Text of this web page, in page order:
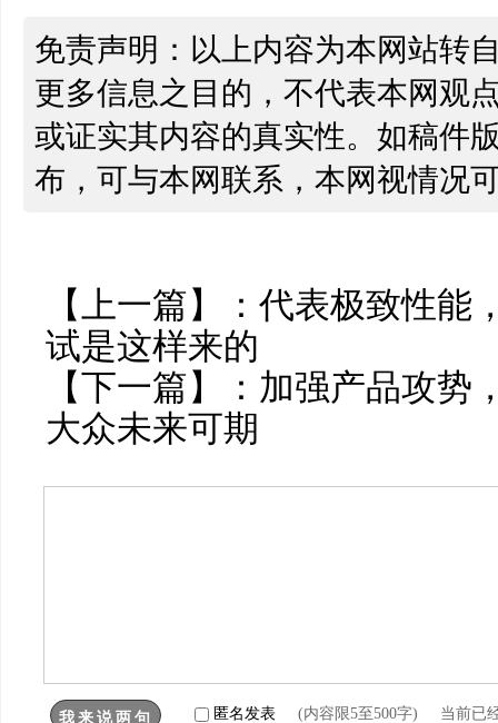
免责声明：以上内容为本网站转
更多信息之目的，不代表本网观
或证实其内容的真实性。如稿件
布，可与本网联系，本网视情况
【上一篇】： 代表极致性能
试是这样来的
【下一篇】： 加强产品攻势
大众未来可期
匿名发表 (内容限5至500字) 当前已